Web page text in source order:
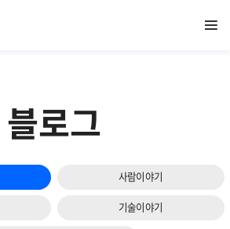
열기
블로그
사람이야기
기술이야기